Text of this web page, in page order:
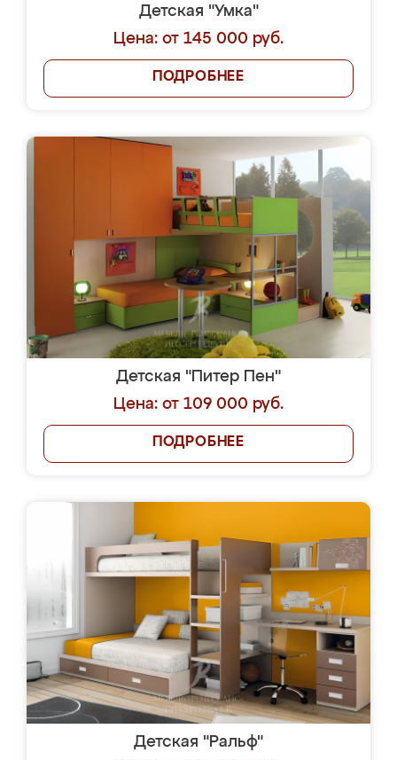
Детская "Умка"
Цена: от 145 000 руб.
ПОДРОБНЕЕ
Детская "Питер Пен"
Цена: от 109 000 руб.
ПОДРОБНЕЕ
Детская "Ральф"